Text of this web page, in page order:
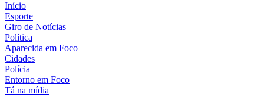
Início
Esporte
Giro de Notícias
Política
Aparecida em Foco
Cidades
Polícia
Entorno em Foco
Tá na mídia